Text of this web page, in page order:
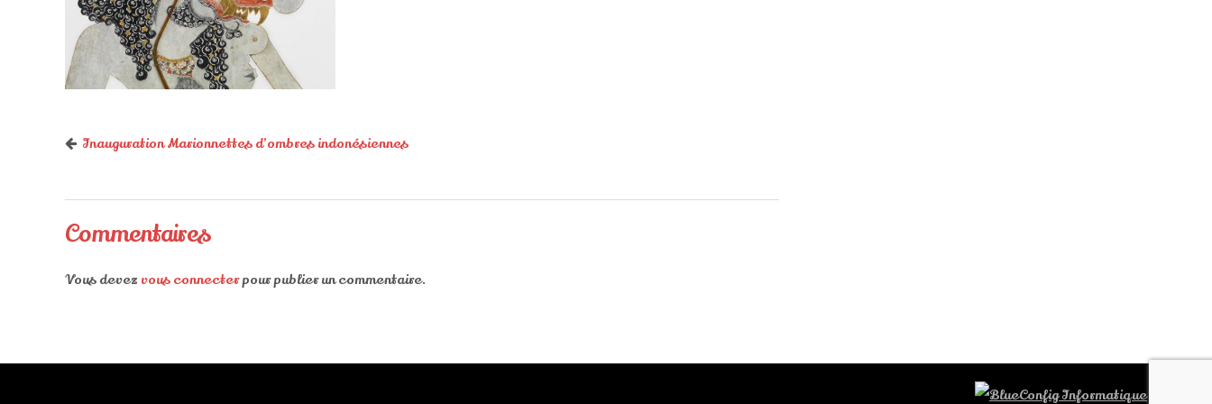
Inauguration Marionnettes d’ombres indonésiennes
Commentaires
Vous devez vous connecterpour publier un commentaire.